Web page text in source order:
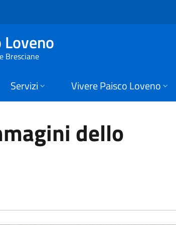
Bresciane
Servizi Vivere Paisco Loveno
dello